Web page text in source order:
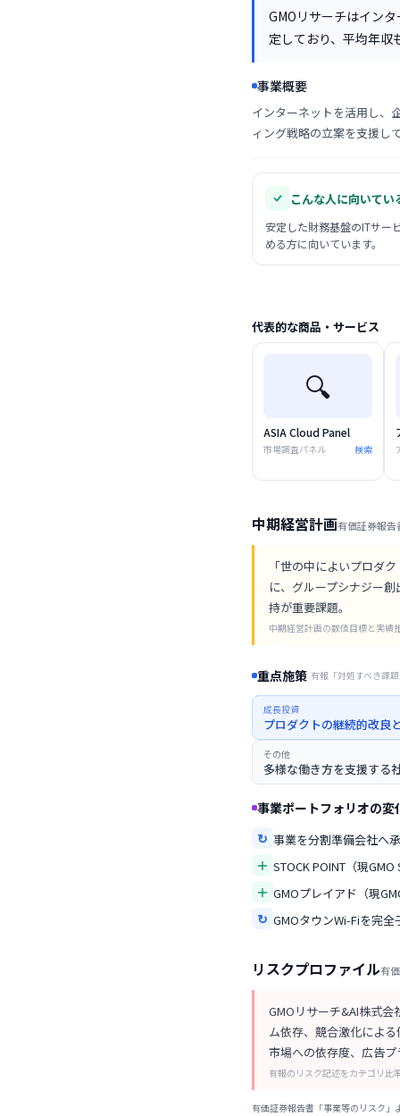
GMOリサーチはイン
定しており、平均年収
事業概要
インターネットを活用し、
ィング戦略の立案を支援して
こんな人に向いてい
安定した財務基盤のITサー
める方に向いています。
代表的な商品・サービス
🔍
ASIA Cloud Panel
市場調査パネル 検索
中期経営計画有価証券報告
「世の中によいプロダ
に、グループシナジー
持が重要課題。
中期経営計画の数値目標と実績
重点施策 有報「対処すべき課
成長投資
プロダクトの継続的改良
その他
多様な働き方を支援する
事業ポートフォリオの変
↻ 事業を分割準備会社へ
＋ STOCK POINT（現
＋ GMOプレイアド（現
↻ GMOタウンWi-Fiを完
リスクプロファイル有
GMOリサーチ&AI株式
ム依存、競合激化によ
市場への依存度、広告プ
有報のリスク記述をカテゴリ比
有価証券報告書「事業等のリスク